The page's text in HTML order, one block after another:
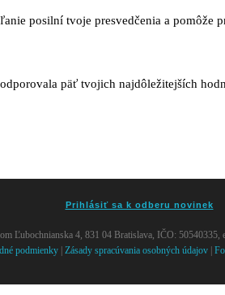
posilní tvoje presvedčenia a pomôže
päť tvojich najdôležitejších
Prihlásiť sa k odberu novinek
Ľubochnianska 4, 831 04 Bratislava, IČO: 50540335,
podmienky| Zásady spracúvania osobných údajov|